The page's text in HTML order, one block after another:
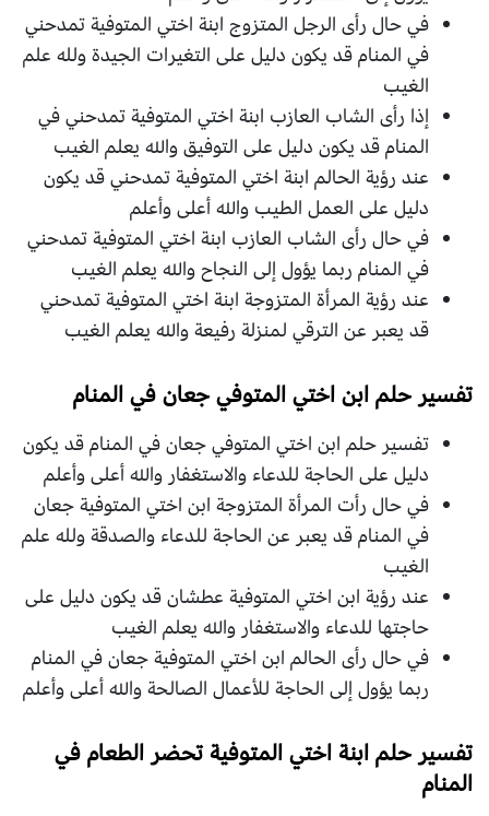
في حال رأى الرجل المتزوج ابنة اختي المتوفية تمدحني
في المنام قد يكون دليل على التغيرات الجيدة ولله علم
الغيب
إذا رأى الشاب العازب ابنة اختي المتوفية تمدحني في
المنام قد يكون دليل على التوفيق والله يعلم الغيب
عند رؤية الحالم ابنة اختي المتوفية تمدحني قد يكون
دليل على العمل الطيب والله أعلى وأعلم
في حال رأى الشاب العازب ابنة اختي المتوفية تمدحني
في المنام ربما يؤول إلى النجاح والله يعلم الغيب
عند رؤية المرأة المتزوجة ابنة اختي المتوفية تمدحني
قد يعبر عن الترقي لمنزلة رفيعة والله يعلم الغيب
تفسير حلم ابن اختي المتوفي جعان في المنام
تفسير حلم ابن اختي المتوفي جعان في المنام قد يكون
دليل على الحاجة للدعاء والاستغفار والله أعلى وأعلم
في حال رأت المرأة المتزوجة ابن اختي المتوفية جعان
في المنام قد يعبر عن الحاجة للدعاء والصدقة ولله علم
الغيب
عند رؤية ابن اختي المتوفية عطشان قد يكون دليل على
حاجتها للدعاء والاستغفار والله يعلم الغيب
في حال رأى الحالم ابن اختي المتوفية جعان في المنام
ربما يؤول إلى الحاجة للأعمال الصالحة والله أعلى وأعلم
تفسير حلم ابنة اختي المتوفية تحضر الطعام في
المنام